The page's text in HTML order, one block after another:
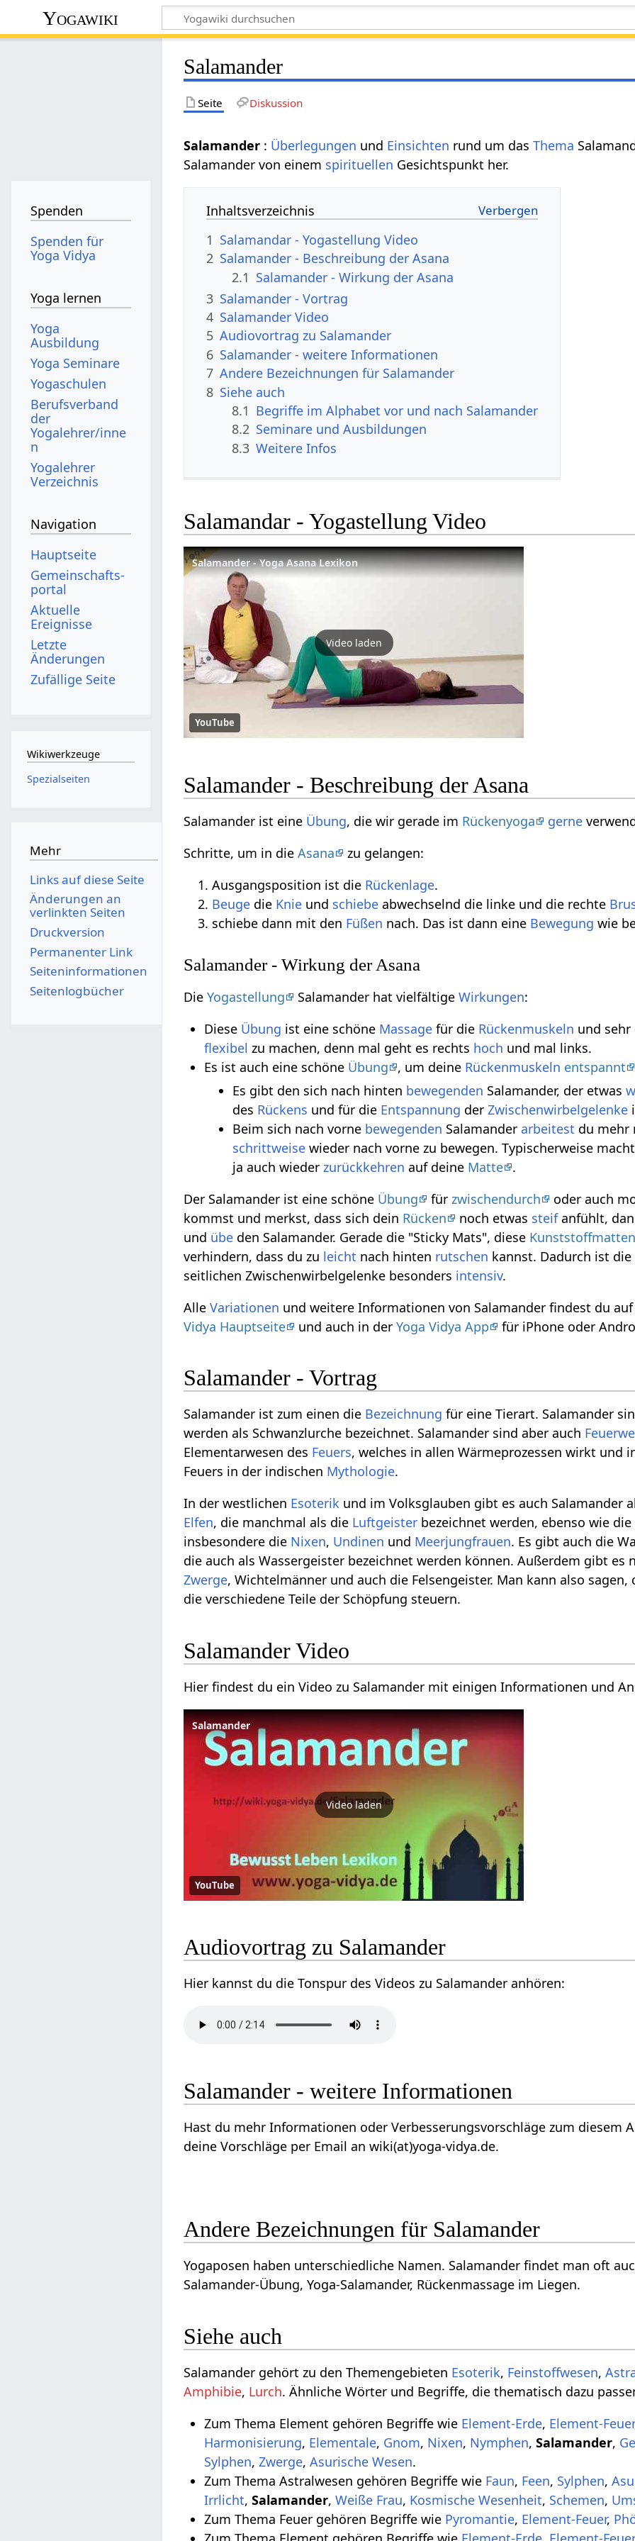
Yogawiki
Salamander
Seite Diskussion
Salamander : Überlegungen und Einsichten rund um dasThema
Salamander von einem spirituellen Gesichtspunkt her.
Inhaltsverzeichnis
1 Salamandar - Yogastellung Video
2 Salamander - Beschreibung der Asana
2.1 Salamander - Wirkung der Asana
3 Salamander - Vortrag
4 Salamander Video
5 Audiovortrag zu Salamander
6 Salamander - weitere Informationen
7 Andere Bezeichnungen für Salamander
8 Siehe auch
8.1 Begriffe im Alphabet vor und nach Salamander
8.2 Seminare und Ausbildungen
8.3 Weitere Infos
Salamandar - Yogastellung Video
Salamander - Yoga Asana Lexikon
Video laden
YouTube
Salamander - Beschreibung der Asana
Salamander ist eine Übung, die wir gerade im Rückenyoga gerne
Schritte, um in dieAsana
zu gelangen:
Ausgangsposition ist die Rückenlage.
Beuge die Knie und schiebe abwechselnd die linke und die rechte
schiebe dann mit den Füßen nach. Das ist dann eine Bewegung wie
Salamander - Wirkung der Asana
DieYogastellung Salamander hat vielfältigeWirkungen:
Diese Übung ist eine schöne Massage für die Rückenmuskeln und sehr
flexibel zu machen, denn mal geht es rechts hoch und mal links.
Es ist auch eine schöne Übung , um deine Rückenmuskeln entspannt
Es gibt den sich nach hinten bewegenden Salamander, der etwas
des Rückens und für die Entspannung derZwischenwirbelgelenke
Beim sich nach vorne bewegenden Salamander arbeitest du mehr
schrittweise wieder nach vorne zu bewegen. Typischerweise
ja auch wiederzurückkehren auf deine Matte .
Der Salamander ist eine schöne Übung fürzwischendurch oder auch
kommst und merkst, dass sich dein Rücken noch etwas steifanfühlt,
und übe den Salamander. Gerade die "Sticky Mats", diese Kunststoffmatten
verhindern, dass du zu leicht nach hinten rutschen kannst. Dadurch ist die
seitlichen Zwischenwirbelgelenke besonders intensiv.
AlleVariationen und weitere Informationen von Salamander findest du
Vidya Hauptseite
und auch in derYoga Vidya App für iPhone oder
Salamander - Vortrag
Salamander ist zum einen die Bezeichnung für eine Tierart. Salamander
werden als Schwanzlurche bezeichnet. Salamander sind aber auch
Elementarwesen des Feuers, welches in allen Wärmeprozessen wirkt und
Feuers in der indischen Mythologie.
In der westlichen Esoterik und im Volksglauben gibt es auch Salamander
Elfen, die manchmal als die Luftgeister bezeichnet werden, ebenso wie die
insbesondere die Nixen, Undinen und Meerjungfrauen. Es gibt auch die
die auch als Wassergeister bezeichnet werden können. Außerdem gibt es
Zwerge, Wichtelmänner und auch die Felsengeister. Man kann also
die verschiedene Teile der Schöpfung steuern.
Salamander Video
Hier findest du ein Video zu Salamander mit einigen Informationen und
Salamander
Video laden
YouTube
Audiovortrag zu Salamander
Hier kannst du die Tonspur des Videos zu Salamander anhören:
Salamander - weitere Informationen
Hast du mehr Informationen oder Verbesserungsvorschläge zum diesem
deine Vorschläge per Email an wiki(at)yoga-vidya.de.
Andere Bezeichnungen für Salamander
Yogaposen haben unterschiedliche Namen. Salamander findet man oft
Salamander-Übung, Yoga-Salamander, Rückenmassage im Liegen.
Siehe auch
Salamander gehört zu den Themengebieten Esoterik, Feinstoffwesen,
Amphibie, Lurch. Ähnliche Wörter und Begriffe, die thematisch dazu
Zum Thema Element gehören Begriffe wie Element-Erde, Element-Feuer
Harmonisierung, Elementale, Gnom, Nixen, Nymphen,Salamander,
Sylphen,Zwerge,Asurische Wesen.
Zum Thema Astralwesen gehören Begriffe wie Faun, Feen, Sylphen,
Irrlicht,Salamander,Weiße Frau, Kosmische Wesenheit, Schemen,
Zum Thema Feuer gehören Begriffe wie Pyromantie, Element-Feuer,
Spenden
Spenden für
Yoga Vidya
Yoga lernen
Yoga
Ausbildung
Yoga Seminare
Yogaschulen
Berufsverband
der
Yogalehrer/inne
n
Yogalehrer
Verzeichnis
Navigation
Hauptseite
Gemeinschafts­
portal
Aktuelle
Ereignisse
Letzte
Änderungen
Zufällige Seite
Wikiwerkzeuge
Spezialseiten
Mehr
Links auf diese Seite
Änderungen an
verlinkten Seiten
Druckversion
Permanenter Link
Seiten­­informationen
Seitenlogbücher